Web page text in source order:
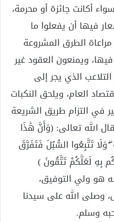
أكانت جائزة أو محرمة،
فيها أن يفعلوا ما
الطرق المشروعة
ويمنعون العقود غير
الذي يجر إلى
العام، ويلحق النكبات
في التزام طريق الشريعة
الله تعالى: (وَأَنَّ هَٰذَا
تَتَّبِعُوا السُّبُلَ فَتَفَرَّقَ
بِهِ لَعَلَّكُمْ تَتَّقُونَ )
سبحانه هو ولي التوفيق،
وصلى الله على سيدنا
وسلم.